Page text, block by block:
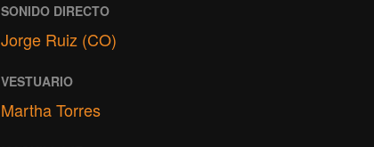
SONIDO DIRECTO
Jorge Ruiz (CO)
VESTUARIO
Martha Torres